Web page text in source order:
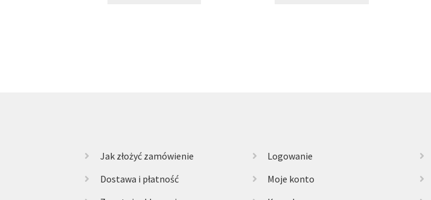
Jak złożyć zamówienie
Dostawa i płatność
Logowanie
Moje konto